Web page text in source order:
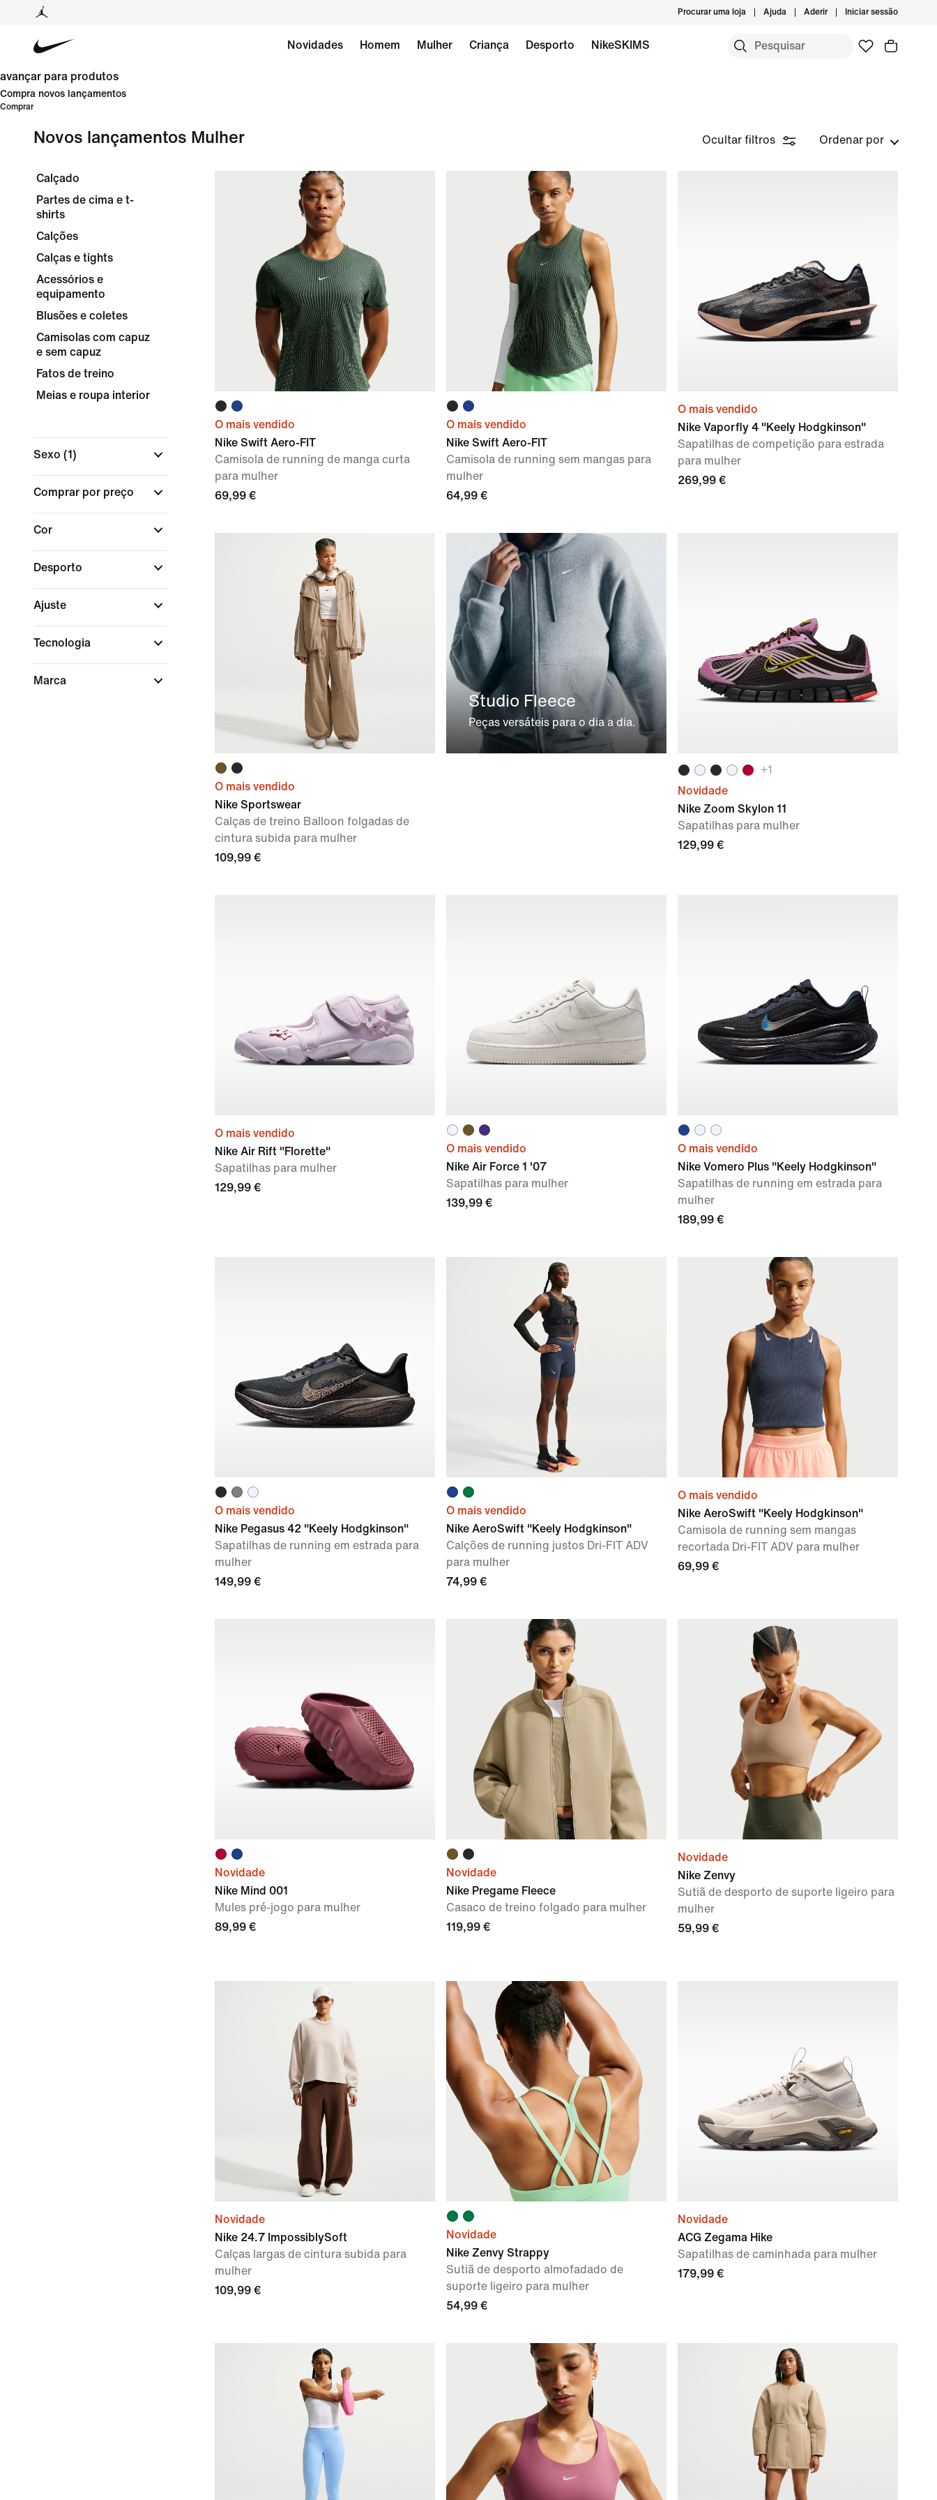
Procurar uma loja Ajuda Aderir Iniciar sessão
Novidades Homem Mulher Criança Desporto NikeSKIMS
avançar para produtos
Compra novos lançamentos
Comprar
Novos lançamentos Mulher Ocultar filtros Ordenar por
Calçado
Partes de cima e t-
shirts
Calções
Calças e tights
Acessórios e
equipamento
Blusões e coletes
Camisolas com capuz
e sem capuz
Fatos de treino
Meias e roupa interior
Sexo (1)
Comprar por preço
Cor
Desporto
Ajuste
Tecnologia
Marca
O mais vendido
Nike Swift Aero-FIT
Camisola de running de manga curta
para mulher
69,99 €
O mais vendido
Nike Swift Aero-FIT
Camisola de running sem mangas para
mulher
64,99 €
O mais vendido
Nike Vaporfly 4 "Keely Hodgkinson"
Sapatilhas de competição para estrada
para mulher
269,99 €
O mais vendido
Nike Sportswear
Calças de treino Balloon folgadas de
cintura subida para mulher
109,99 €
Studio Fleece
Peças versáteis para o dia a dia.
+1
Novidade
Nike Zoom Skylon 11
Sapatilhas para mulher
129,99 €
O mais vendido
Nike Air Rift "Florette"
Sapatilhas para mulher
129,99 €
O mais vendido
Nike Air Force 1 '07
Sapatilhas para mulher
139,99 €
O mais vendido
Nike Vomero Plus "Keely Hodgkinson"
Sapatilhas de running em estrada para
mulher
189,99 €
O mais vendido
Nike Pegasus 42 "Keely Hodgkinson"
Sapatilhas de running em estrada para
mulher
149,99 €
O mais vendido
Nike AeroSwift "Keely Hodgkinson"
Calções de running justos Dri-FIT ADV
para mulher
74,99 €
O mais vendido
Nike AeroSwift "Keely Hodgkinson"
Camisola de running sem mangas
recortada Dri-FIT ADV para mulher
69,99 €
Novidade
Nike Mind 001
Mules pré-jogo para mulher
89,99 €
Novidade
Nike Pregame Fleece
Casaco de treino folgado para mulher
119,99 €
Novidade
Nike Zenvy
Sutiã de desporto de suporte ligeiro para
mulher
59,99 €
Novidade
Nike 24.7 ImpossiblySoft
Calças largas de cintura subida para
mulher
109,99 €
Novidade
Nike Zenvy Strappy
Sutiã de desporto almofadado de
suporte ligeiro para mulher
54,99 €
Novidade
ACG Zegama Hike
Sapatilhas de caminhada para mulher
179,99 €